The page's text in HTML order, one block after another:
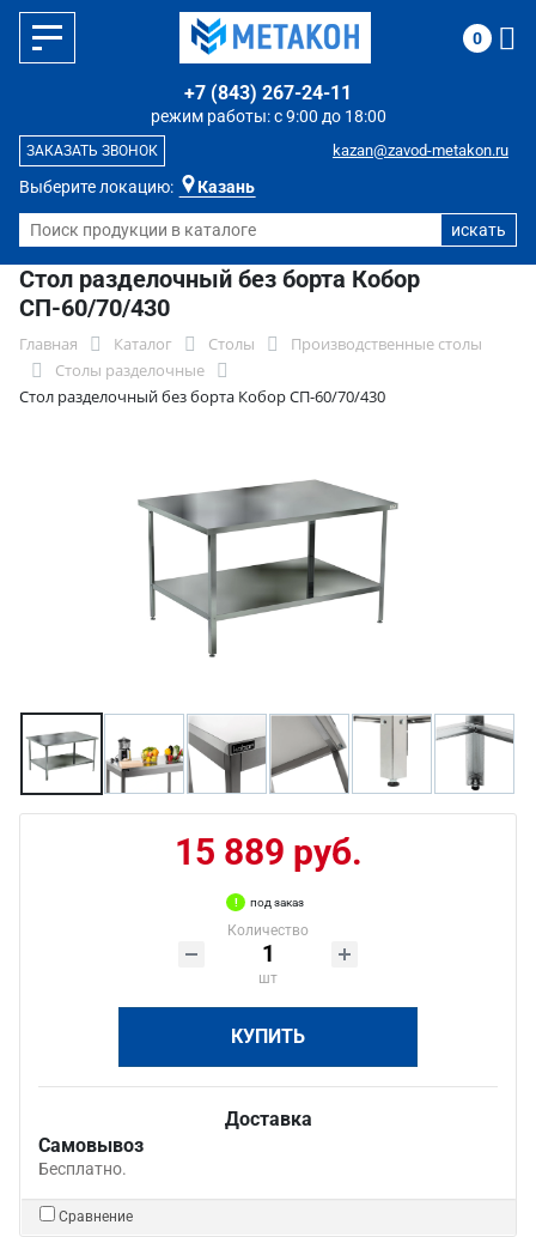
Выберите локацию: Казань
режим работы: с 9:00 до 18:00
+7 (843) 267-24-11
kazan@zavod-metakon.ru
ЗАКАЗАТЬ ЗВОНОК
0
Стол разделочный без борта Кобор
СП-60/70/430
Главная Каталог Столы
Производственные столы
Столы разделочные
Стол разделочный без борта Кобор СП-60/70/430
15 889 руб.
под заказ
Количество
шт
КУПИТЬ
Доставка
Самовывоз
Бесплатно.
Сравнение